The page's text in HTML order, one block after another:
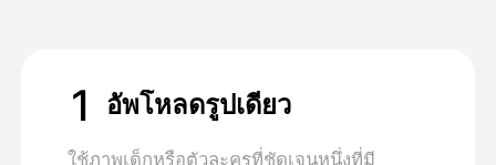
1 อัพโหลดรูปเดียว
ใช้ภาพเด็กหรือตัวละครที่ชัดเจนหนึ่งที่มี